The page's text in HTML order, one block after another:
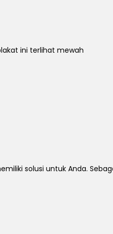
ini terlihat mewah
solusi untuk Anda.